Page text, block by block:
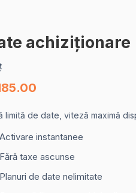
achiziționare
limită de date, viteză maximă
Activare instantanee
Fără taxe ascunse
Planuri de date nelimitate